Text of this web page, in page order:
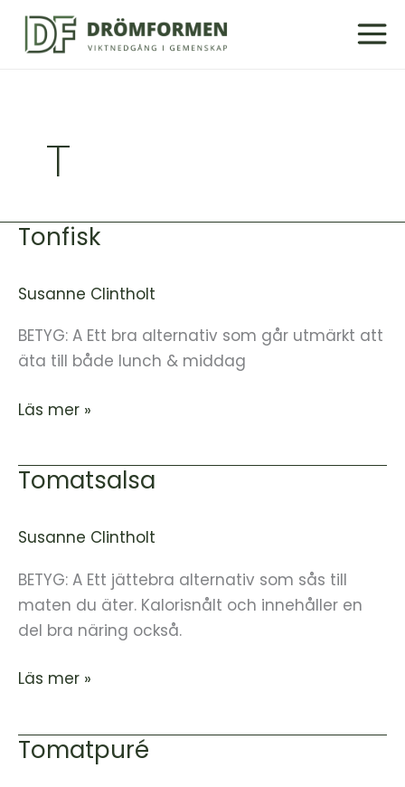
Hoppa
T
Tonfisk
Susanne Clintholt
BETYG: A Ett bra alternativ som går utmärkt att
äta till både lunch & middag
Tonfisk
Läs mer »
Tomatsalsa
Susanne Clintholt
BETYG: A Ett jättebra alternativ som sås till
maten du äter. Kalorisnålt och innehåller en
del bra näring också.
Tomatsalsa
Läs mer »
Tomatpuré
Tomatpuré